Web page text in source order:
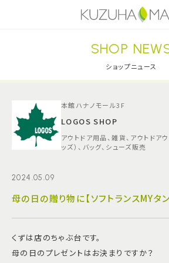
年中無休平 日：
※店舗により異なる
ショップガイド
グルメ＆フード
SHOP
ショップニュース
本館ハナノモール3F
LOGOS SHOP
アウトドア用品、雑貨、アウトドア
ッズ）、バッグ、シューズ販売
2024.05.09
母の日の贈り物に【ソフトランスMYタ
くずは店のちゃぶ台です。
母の日のプレゼントはお決まりですか？